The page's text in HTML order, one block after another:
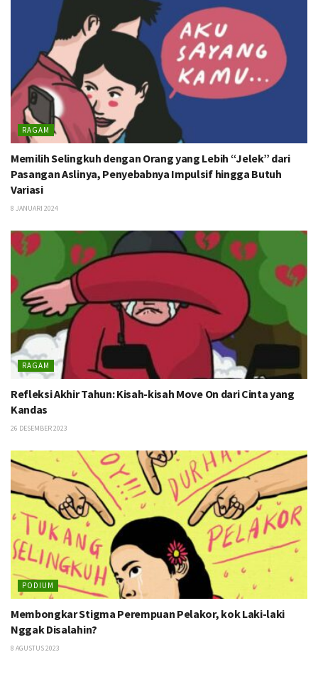
RAGAM
Memilih Selingkuh dengan Orang yang Lebih “Jelek” dari
Pasangan Aslinya, Penyebabnya Impulsif hingga Butuh
Variasi
8 JANUARI 2024
RAGAM
Refleksi Akhir Tahun: Kisah-kisah Move On dari Cinta yang
Kandas
26 DESEMBER 2023
PODIUM
Membongkar Stigma Perempuan Pelakor, kok Laki-laki
Nggak Disalahin?
8 AGUSTUS 2023